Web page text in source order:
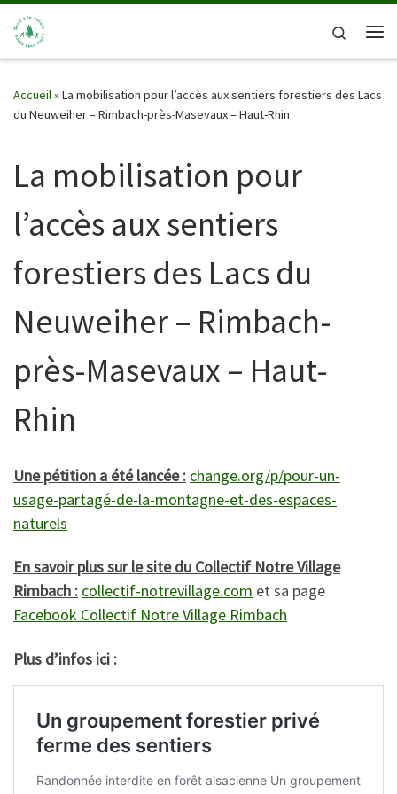
Passer au contenu
Search
Accueil»La mobilisation pour l’accès aux sentiers forestiers des Lacs
du Neuweiher – Rimbach-près-Masevaux – Haut-Rhin
La mobilisation pour
l’accès aux sentiers
forestiers des Lacs du
Neuweiher – Rimbach-
près-Masevaux – Haut-
Rhin
Une pétition a été lancée : change.org/p/pour-un-
usage-partagé-de-la-montagne-et-des-espaces-
naturels
En savoir plus sur le site du Collectif Notre Village
Rimbach : collectif-notrevillage.com et sa page
Facebook Collectif Notre Village Rimbach
Plus d’infos ici :